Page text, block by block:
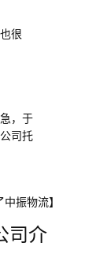
很
，于
司托
振物流】
司介